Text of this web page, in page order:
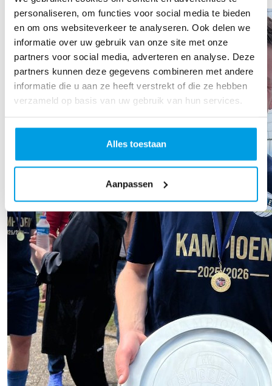
personaliseren, om functies voor social media te bieden
en om ons websiteverkeer te analyseren. Ook delen we
informatie over uw gebruik van onze site met onze
partners voor social media, adverteren en analyse. Deze
partners kunnen deze gegevens combineren met andere
informatie die u aan ze heeft verstrekt of die ze hebben
verzameld op basis van uw gebruik van hun services.
Alles toestaan
Aanpassen